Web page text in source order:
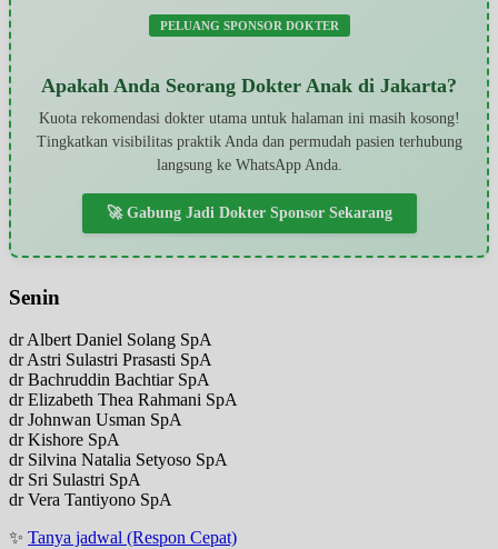
PELUANG SPONSOR DOKTER
Apakah Anda Seorang Dokter Anak di Jakarta?
Kuota rekomendasi dokter utama untuk halaman ini masih kosong!
Tingkatkan visibilitas praktik Anda dan permudah pasien terhubung
langsung ke WhatsApp Anda.
🚀 Gabung Jadi Dokter Sponsor Sekarang
Senin
dr Albert Daniel Solang SpA
dr Astri Sulastri Prasasti SpA
dr Bachruddin Bachtiar SpA
dr Elizabeth Thea Rahmani SpA
dr Johnwan Usman SpA
dr Kishore SpA
dr Silvina Natalia Setyoso SpA
dr Sri Sulastri SpA
dr Vera Tantiyono SpA
✨ Tanya jadwal (Respon Cepat)